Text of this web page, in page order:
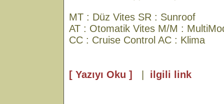
MT : Düz Vites SR : Sunroof
AT : Otomatik Vites M/M :
CC : Cruise Control AC : Klima
[ Yazıyı Oku ] ilgili link